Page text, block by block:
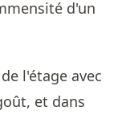
l'étage avec
et dans